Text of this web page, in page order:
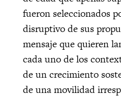
fueron seleccionados
disruptivo de sus
mensaje que quieren
cada uno de los
de un crecimiento
de una movilidad